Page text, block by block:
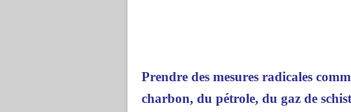
Prendre des mesures radicales
charbon, du pétrole, du gaz de